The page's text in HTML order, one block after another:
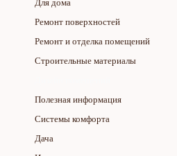
Для дома
Ремонт поверхностей
Ремонт и отделка помещений
Строительные материалы
Полезная информация
Системы комфорта
Дача